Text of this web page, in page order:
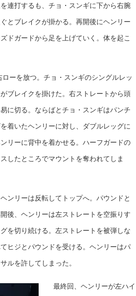
連打するも、チョ・スンギに下から右腕
とブレイクが掛かる。再開後にヘンリー
ドガードから足を上げていく。体を起こ
ーを放つ。チョ・スンギのシングルレッ
ブレイクを掛けた。右ストレートから頭
に切る。ならばとチョ・スンギはパンチ
着いたヘンリーに対し、ダブルレッグに
リーに背中を着かせる。ハーフガードの
したところでマウントを奪われてしま
ンリーは反転してトップへ。パウンドと
後、ヘンリーは左ストレートを空振りす
を切り続ける。左ストレートを被弾しな
ヒジとパウンドを受ける。ヘンリーはパ
ルを許してしまった。
最終回、ヘンリーが左ハイ